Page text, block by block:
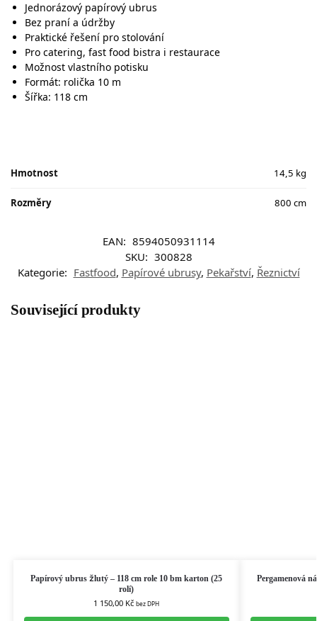
Jednorázový papírový ubrus
Bez praní a údržby
Praktické řešení pro stolování
Pro catering, fast food bistra i restaurace
Možnost vlastního potisku
Formát: rolička 10 m
Šířka: 118 cm
Hmotnost 14,5 kg
Rozměry 800 cm
EAN: 8594050931114
SKU: 300828
Kategorie: Fastfood, Papírové ubrusy, Pekařství, Řeznictví
Související produkty
Papírový ubrus žlutý – 118 cm role 10 bm karton (25
rolí)
1 150,00 Kč bez DPH
Pergamenová